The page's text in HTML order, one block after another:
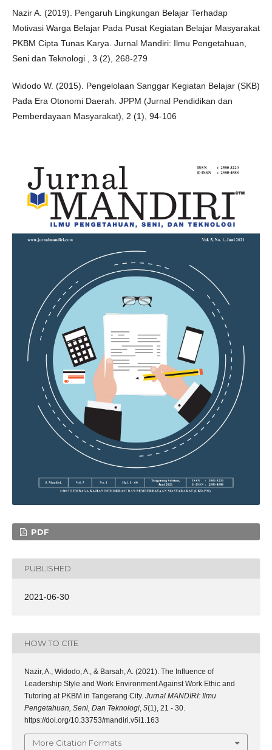
Nazir A. (2019). Pengaruh Lingkungan Belajar Terhadap
Motivasi Warga Belajar Pada Pusat Kegiatan Belajar Masyarakat
PKBM Cipta Tunas Karya. Jurnal Mandiri: Ilmu Pengetahuan,
Seni dan Teknologi , 3 (2), 268-279
Widodo W. (2015). Pengelolaan Sanggar Kegiatan Belajar (SKB)
Pada Era Otonomi Daerah. JPPM (Jurnal Pendidikan dan
Pemberdayaan Masyarakat), 2 (1), 94-106
PDF
PUBLISHED
2021-06-30
HOW TO CITE
Nazir, A., Widodo, A., & Barsah, A. (2021). The Influence of
Leadership Style and Work Environment Against Work Ethic and
Tutoring at PKBM in Tangerang City. Jurnal MANDIRI: Ilmu
Pengetahuan, Seni, Dan Teknologi, 5(1), 21 - 30.
https://doi.org/10.33753/mandiri.v5i1.163
More Citation Formats